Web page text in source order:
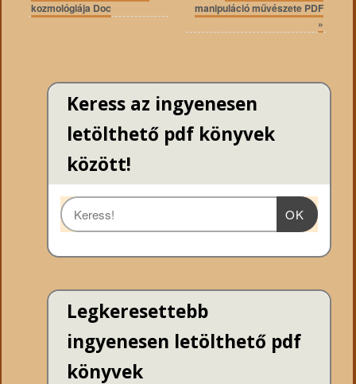
kozmológiája Doc
manipuláció művészete PDF
»
Keress az ingyenesen
letölthető pdf könyvek
között!
OK
Legkeresettebb
ingyenesen letölthető pdf
könyvek